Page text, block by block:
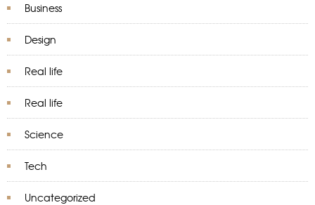
Business
Design
Real life
Real life
Science
Tech
Uncategorized